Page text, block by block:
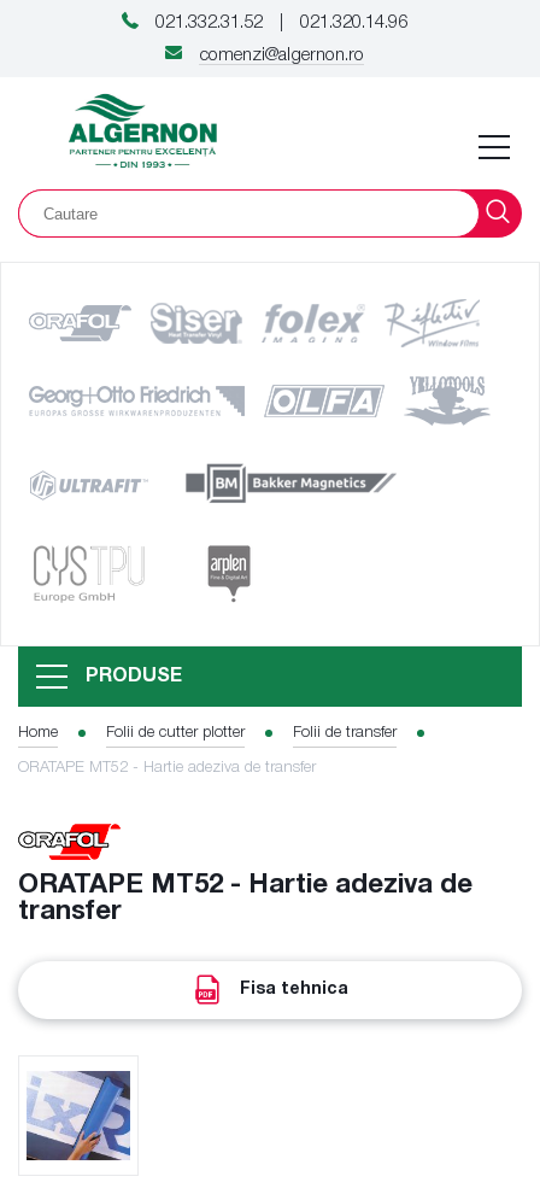
021.332.31.52
021.320.14.96
comenzi@algernon.ro
PRODUSE
Home Folii de cutter plotter Folii de transfer
ORATAPE MT52 - Hartie adeziva de transfer
ORATAPE MT52 - Hartie adeziva de
transfer
Fisa tehnica